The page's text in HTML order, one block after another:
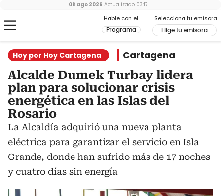
Hable con el
Programa
Selecciona tu emisora
Elige tu emisora
08 ago 2026 Actualizado 03:17
Hoy por Hoy Cartagena Cartagena
Alcalde Dumek Turbay lidera
plan para solucionar crisis
energética en las Islas del
Rosario
La Alcaldía adquirió una nueva planta
eléctrica para garantizar el servicio en Isla
Grande, donde han sufrido más de 17 noches
y cuatro días sin energía